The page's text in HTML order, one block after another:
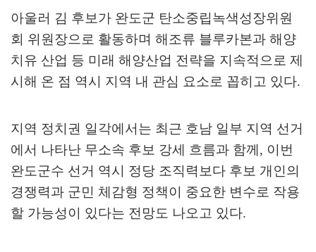
아울러 김 후보가 완도군 탄소중립녹색성장위원
회 위원장으로 활동하며 해조류 블루카본과 해양
치유 산업 등 미래 해양산업 전략을 지속적으로 제
시해 온 점 역시 지역 내 관심 요소로 꼽히고 있다.
지역 정치권 일각에서는 최근 호남 일부 지역 선거
에서 나타난 무소속 후보 강세 흐름과 함께 , 이번
완도군수 선거 역시 정당 조직력보다 후보 개인의
경쟁력과 군민 체감형 정책이 중요한 변수로 작용
할 가능성이 있다는 전망도 나오고 있다.